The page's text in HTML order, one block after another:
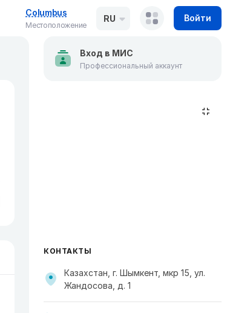
Columbus
Местоположение
RU Войти
Вход в МИС
Профессиональный аккаунт
КОНТАКТЫ
Казахстан, г. Шымкент, мкр 15, ул.
Жандосова, д. 1